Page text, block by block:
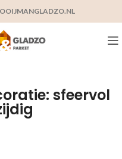
sfeervol